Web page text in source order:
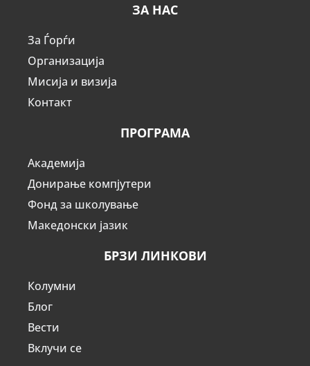
ЗА НАС
За Ѓорѓи
Организација
Мисија и визија
Контакт
ПРОГРАМА
Академија
Донирање компјутери
Фонд за школување
Македонски јазик
БРЗИ ЛИНКОВИ
Колумни
Блог
Вести
Вклучи се